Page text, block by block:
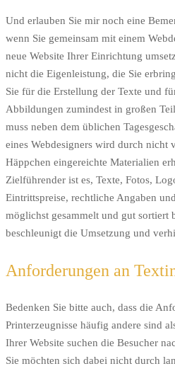
Und erlauben Sie mir noch eine
wenn Sie gemeinsam mit einem
neue Website Ihrer Einrichtung
nicht die Eigenleistung, die Sie
Sie für die Erstellung der Texte und
Abbildungen zumindest in großen
muss neben dem üblichen
eines Webdesigners wird durch nicht
Häppchen eingereichte Materialien
Zielführender ist es, Texte, Fotos,
Eintrittspreise, rechtliche Angaben
möglichst gesammelt und gut sortiert
beschleunigt die Umsetzung und
Anforderungen an
Bedenken Sie bitte auch, dass die
Printerzeugnisse häufig andere sind
Ihrer Website suchen die Besucher
Sie möchten sich dabei nicht durch